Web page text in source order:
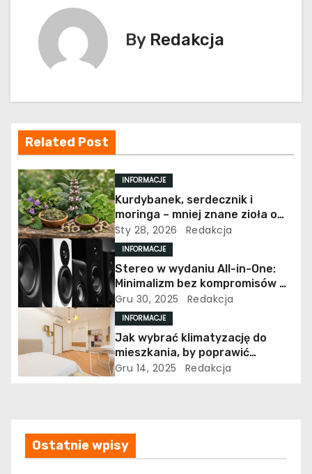
c
j
a
w
p
i
s
u
By Redakcja
Related Post
INFORMACJE
Kurdybanek, serdecznik i
moringa – mniej znane zioła o
szerokim zastosowaniu
Sty 28, 2026 Redakcja
INFORMACJE
Stereo w wydaniu All-in-One:
Minimalizm bez kompromisów w
jakości dźwięku
Gru 30, 2025 Redakcja
INFORMACJE
Jak wybrać klimatyzację do
mieszkania, by poprawić
komfort życia?
Gru 14, 2025 Redakcja
Ostatnie wpisy